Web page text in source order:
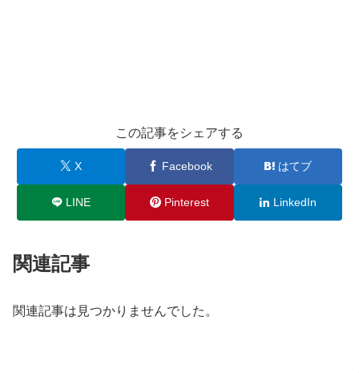
この記事をシェアする
X Facebook はてブ
LINE Pinterest LinkedIn
関連記事
関連記事は見つかりませんでした。